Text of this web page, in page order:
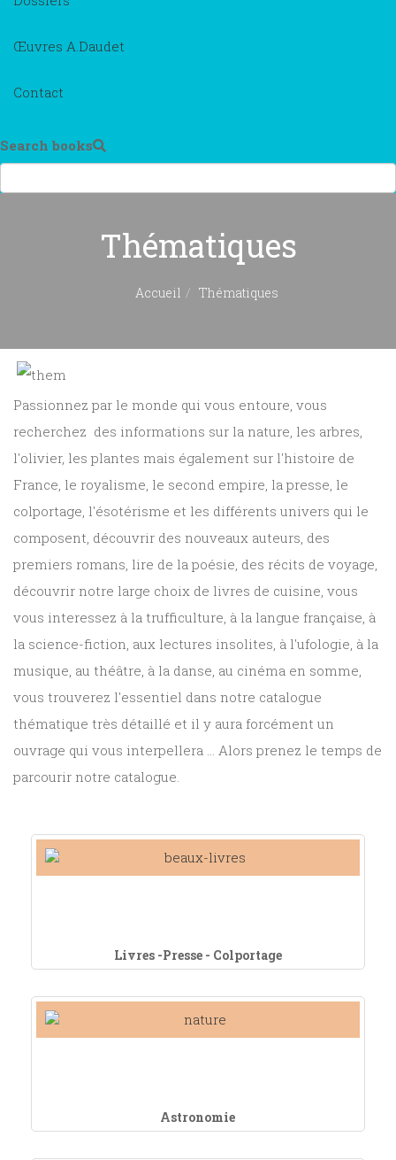
Œuvres A.Daudet
Contact
Search books
Thématiques
Accueil Thématiques
Passionnez par le monde qui vous entoure, vous
recherchez des informations sur la nature, les arbres,
l'olivier, les plantes mais également sur l'histoire de
France, le royalisme, le second empire, la presse, le
colportage, l'ésotérisme et les différents univers qui le
composent, découvrir des nouveaux auteurs, des
premiers romans, lire de la poésie, des récits de voyage,
découvrir notre large choix de livres de cuisine, vous
vous interessez à la trufficulture, à la langue française, à
la science-fiction, aux lectures insolites, à l'ufologie, à la
musique, au théâtre, à la danse, au cinéma en somme,
vous trouverez l'essentiel dans notre catalogue
thématique très détaillé et il y aura forcément un
ouvrage qui vous interpellera ... Alors prenez le temps de
parcourir notre catalogue.
Livres -Presse - Colportage
Astronomie